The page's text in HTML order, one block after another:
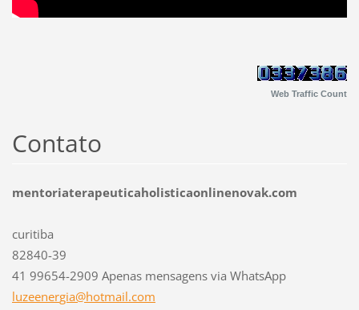
Web Traffic Count
Contato
mentoriaterapeuticaholisticaonlinenovak.com
curitiba
82840-39
41 99654-2909 Apenas mensagens via WhatsApp
luzeenergia@hotmail.com